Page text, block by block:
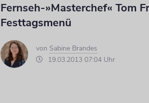
Fernseh-»Masterchef« Tom
Festtagsmenü
von Sabine Brandes
19.03.2013 07:04 Uhr